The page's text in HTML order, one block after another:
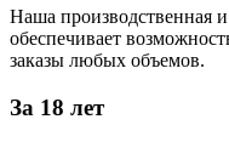
Наша производственная
обеспечивает
заказы любых объемов.
За 18 лет